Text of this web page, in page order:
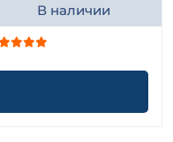
В наличии